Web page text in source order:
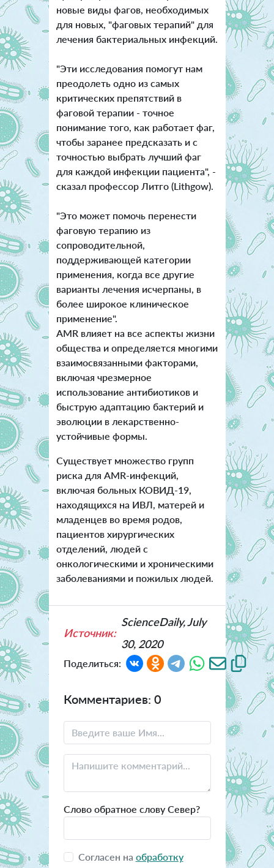
новые виды фагов, необходимых
для новых, "фаговых терапий" для
лечения бактериальных инфекций.
"Эти исследования помогут нам
преодолеть одно из самых
критических препятствий в
фаговой терапии - точное
понимание того, как работает фаг,
чтобы заранее предсказать и с
точностью выбрать лучший фаг
для каждой инфекции пациента", -
сказал профессор Литго (Lithgow).
"Это может помочь перенести
фаговую терапию из
сопроводительной,
поддерживающей категории
применения, когда все другие
варианты лечения исчерпаны, в
более широкое клиническое
применение".
AMR влияет на все аспекты жизни
общества и определяется многими
взаимосвязанными факторами,
включая чрезмерное
использование антибиотиков и
быструю адаптацию бактерий и
эволюции в лекарственно-
устойчивые формы.
Существует множество групп
риска для АМR-инфекций,
включая больных КОВИД-19,
находящихся на ИВЛ, матерей и
младенцев во время родов,
пациентов хирургических
отделений, людей с
онкологическими и хроническими
заболеваниями и пожилых людей.
Источник:
ScienceDaily, July
30, 2020
Поделиться:
Комментариев: 0
Слово обратное слову Север?
Согласен на обработку